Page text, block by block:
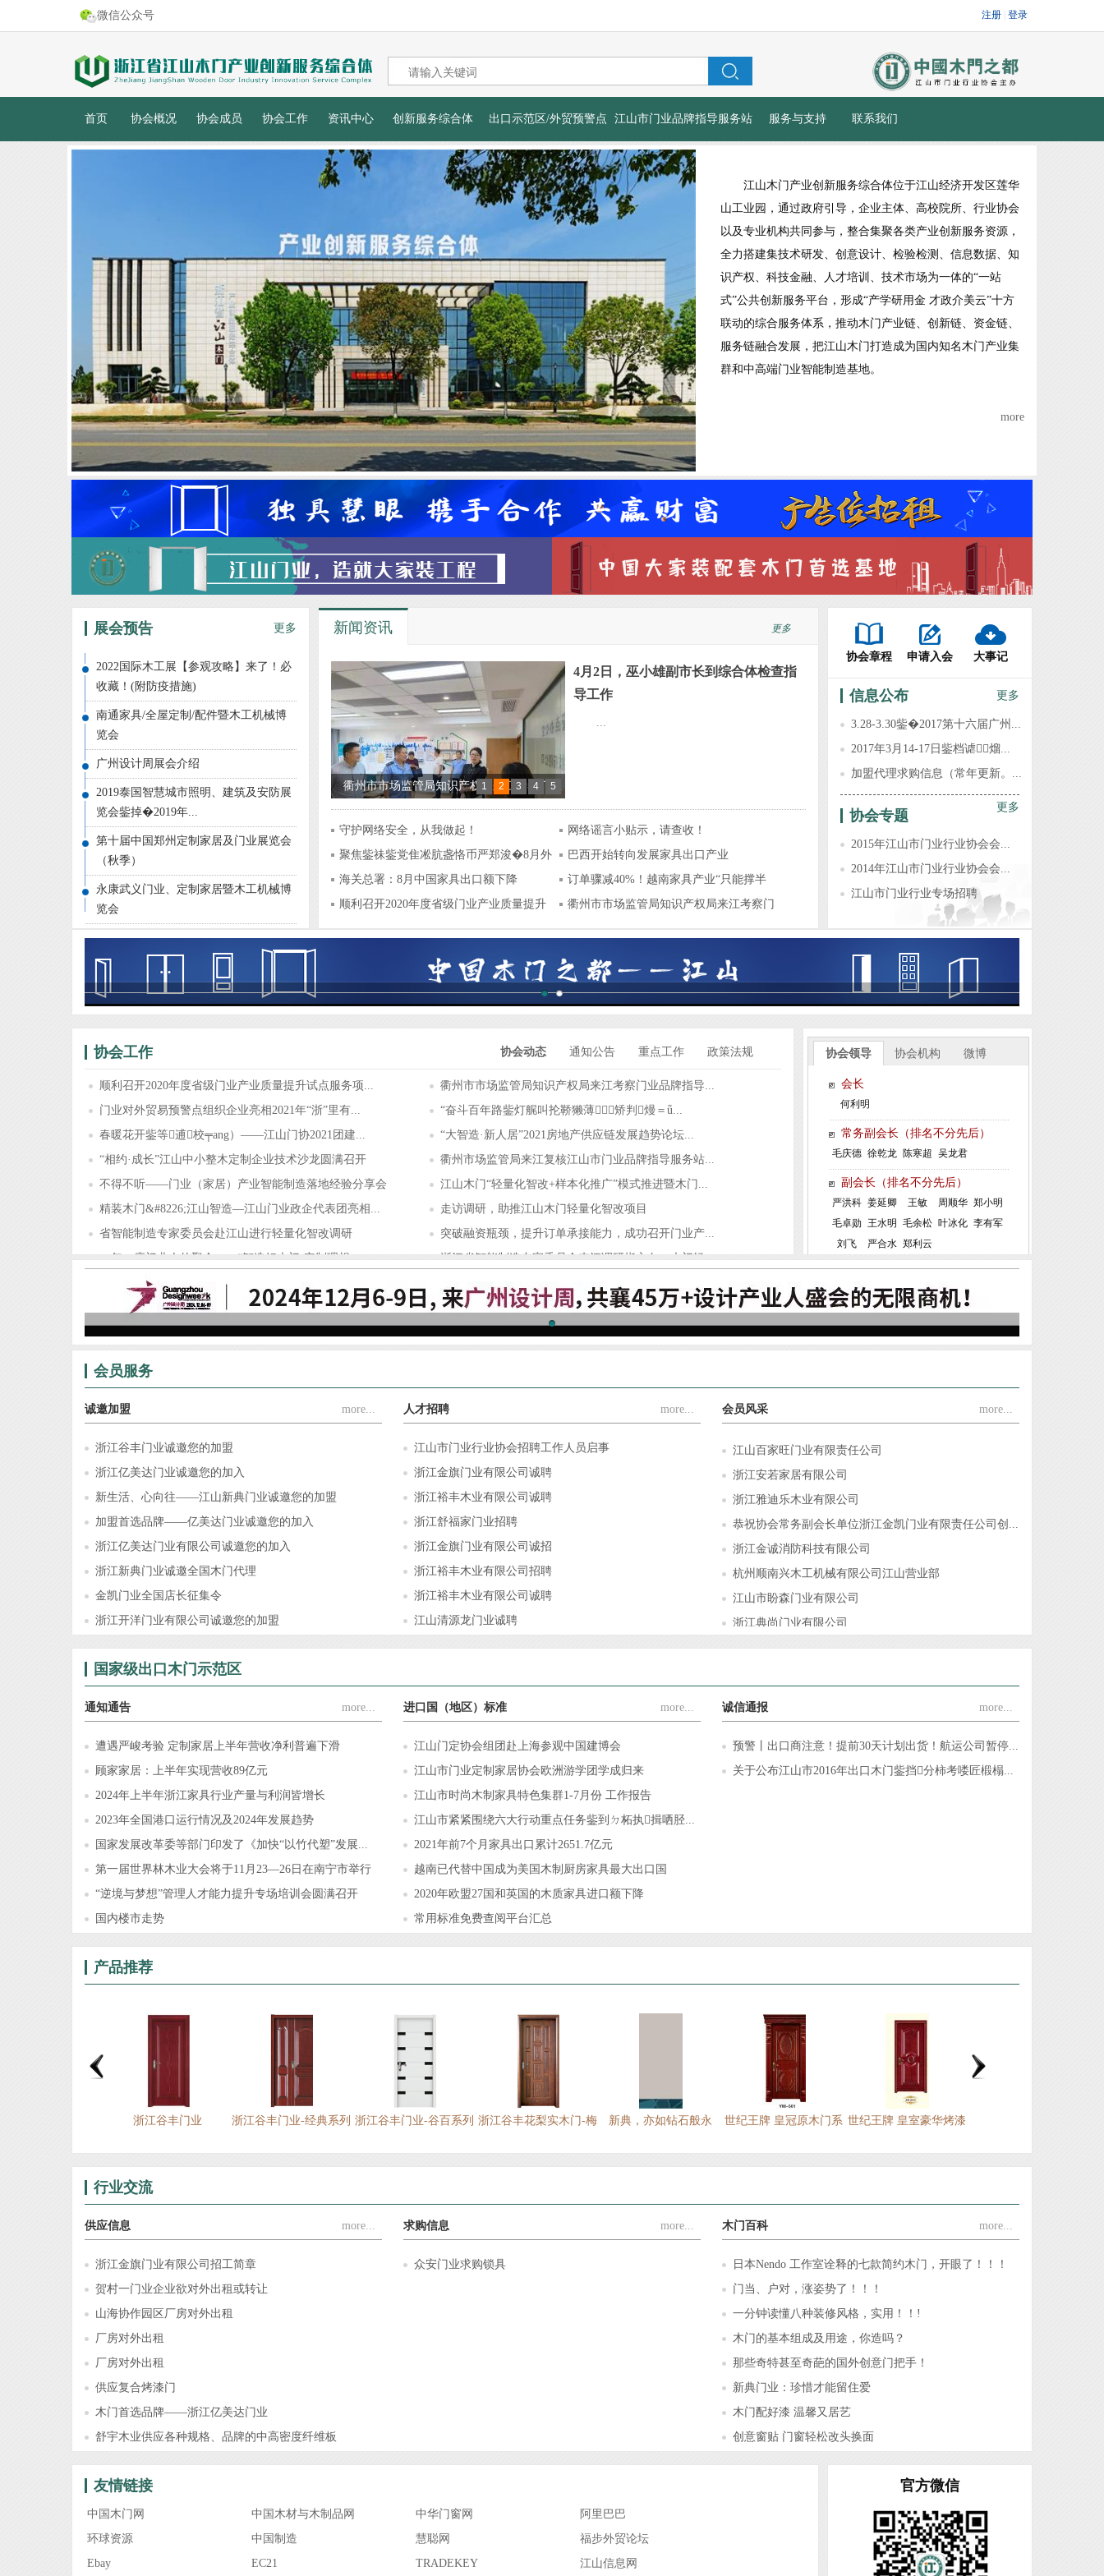
微信公众号
首页 协会概况 协会成员 协会工作 资讯中心 创新服务综合体 出口示范区/外贸预警点 江山市门业品牌指导服务站 服务与支持 联系我们
江山木门产业创新服务综合体位于江山经济开发区莲华
山工业园，通过政府引导，企业主体、高校院所、行业协会
以及专业机构共同参与，整合集聚各类产业创新服务资源，
全力搭建集技术研发、创意设计、检验检测、信息数据、知
识产权、科技金融、人才培训、技术市场为一体的“一站
式”公共创新服务平台，形成“产学研用金 才政介美云”十方
联动的综合服务体系，推动木门产业链、创新链、资金链、
服务链融合发展，把江山木门打造成为国内知名木门产业集
群和中高端门业智能制造基地。
more
展会预告 更多
2022国际木工展【参观攻略】来了！必
收藏！(附防疫措施)
南通家具/全屋定制/配件暨木工机械博
览会
广州设计周展会介绍
2019泰国智慧城市照明、建筑及安防展
览会鈭掉�2019年...
第十届中国郑州定制家居及门业展览会
（秋季）
永康武义门业、定制家居暨木工机械博
览会
新闻资讯 更多
衢州市市场监管局知识产权局来江考察门业
品牌指导服务站建设工作
门业对外贸易预警点组织企业亮相2021
年“浙”里有“援”法律服务月活动暨外贸企业
RCEP政策培训会
“奋斗百年路 启航新征程”——江山门协庆祝
“大智造·新人居”2021房地产供应链发展趋势
论坛在江山成功举办
1 2 3 4 5
4月2日，巫小雄副市长到综合体检查指
导工作
守护网络安全，从我做起！
网络谣言小贴示，请查收！
聚焦鈭祙鈭党隹凇肮盏恪币严郑浚�8月外
贸...
巴西开始转向发展家具出口产业
海关总署：8月中国家具出口额下降
7.9%！
订单骤减40%！越南家具产业“只能撑半
年”！
顺利召开2020年度省级门业产业质量提升
衢州市市场监管局知识产权局来江考察门
协会章程 申请入会 大事记
信息公布 更多
3.28-3.30鈭�2017第十六届广州...
2017年3月14-17日鈭档谑熘...
加盟代理求购信息（常年更新。...
协会专题
更多
2015年江山市门业行业协会会...
2014年江山市门业行业协会会...
江山市门业行业专场招聘
协会工作 协会动态 通知公告 重点工作 政策法规
顺利召开2020年度省级门业产业质量提升试点服务项...
衢州市市场监管局知识产权局来江考察门业品牌指导...
门业对外贸易预警点组织企业亮相2021年“浙”里有...
“奋斗百年路鈭灯艉叫抡鞒獭薄矫判熳＝ǖ...
春暖花开鈭等逋校╤ang）——江山门协2021团建...
“大智造·新人居”2021房地产供应链发展趋势论坛...
“相约·成长”江山中小整木定制企业技术沙龙圆满召开
衢州市场监管局来江复核江山市门业品牌指导服务站...
不得不听——门业（家居）产业智能制造落地经验分享会
江山木门“轻量化智改+样本化推广”模式推进暨木门...
精装木门&#8226;江山智造—江山门业政企代表团亮相...
走访调研，助推江山木门轻量化智改项目
省智能制造专家委员会赴江山进行轻量化智改调研
突破融资瓶颈，提升订单承接能力，成功召开门业产...
一年一度门业人的聚会——“智造好木门·定制理想...
浙江省智能制造专家委员会来江调研指方向：木门轻...
锦庭装饰×江山门协，为门业（家居）企业提供门、...
协会领导 协会机构 微博
会长
何利明
常务副会长（排名不分先后）
毛庆德 徐乾龙 陈寒超 吴龙君
副会长（排名不分先后）
严洪科 姜延卿 王敏 周顺华 郑小明
毛卓勋 王水明 毛余松 叶冰化 李有军
刘飞
严合水 郑利云
会员服务
诚邀加盟 more...
浙江谷丰门业诚邀您的加盟
浙江亿美达门业诚邀您的加入
新生活、心向往——江山新典门业诚邀您的加盟
加盟首选品牌——亿美达门业诚邀您的加入
浙江亿美达门业有限公司诚邀您的加入
浙江新典门业诚邀全国木门代理
金凯门业全国店长征集令
浙江开洋门业有限公司诚邀您的加盟
人才招聘 more...
江山市门业行业协会招聘工作人员启事
浙江金旗门业有限公司诚聘
浙江裕丰木业有限公司诚聘
浙江舒福家门业招聘
浙江金旗门业有限公司诚招
浙江裕丰木业有限公司招聘
浙江裕丰木业有限公司诚聘
江山清源龙门业诚聘
会员风采 more...
浙江强派门业有限公司
浙江杭派门业有限公司
浙江铜锣汉门业有限公司
江山市方圆和门业有限公司
江山市帝昂装饰材料有限公司
江山市爱登堡门业有限公司
浙江赛银将军门业有限公司
浙江清源龙家居有限公司
江山多美歌门业装饰有限公司
江山百家旺门业有限责任公司
江山市荣美木门厂
江山乐巢门业有限公司
江山市众安门业有限公司
江山市君力门业有限公司
江山市旭派门业装饰材料厂
江山市新典门业有限公司
江山安旭门业有限公司
浙江江山欧泰装饰材料厂
江山铭望世家门业有限公司
国家级出口木门示范区
通知通告 more...
遭遇严峻考验 定制家居上半年营收净利普遍下滑
顾家家居：上半年实现营收89亿元
2024年上半年浙江家具行业产量与利润皆增长
2023年全国港口运行情况及2024年发展趋势
国家发展改革委等部门印发了《加快“以竹代塑”发展...
第一届世界林木业大会将于11月23—26日在南宁市举行
“逆境与梦想”管理人才能力提升专场培训会圆满召开
国内楼市走势
进口国（地区）标准 more...
江山门定协会组团赴上海参观中国建博会
江山市门业定制家居协会欧洲游学团学成归来
江山市时尚木制家具特色集群1-7月份 工作报告
江山市紧紧围绕六大行动重点任务鈭到ㄉ柘执揖哂胫...
2021年前7个月家具出口累计2651.7亿元
越南已代替中国成为美国木制厨房家具最大出口国
2020年欧盟27国和英国的木质家具进口额下降
常用标准免费查阅平台汇总
诚信通报 more...
预警丨出口商注意！提前30天计划出货！航运公司暂停...
关于公布江山市2016年出口木门鈭挡分柿考喽匠椴榻...
产品推荐
浙江谷丰门业 浙江谷丰门业-经典系列 浙江谷丰门业-谷百系列 浙江谷丰花梨实木门-梅
新典，亦如钻石般永
世纪王牌 皇冠原木门系 世纪王牌 皇室豪华烤漆
行业交流
供应信息 more...
浙江金旗门业有限公司招工简章
贺村一门业企业欲对外出租或转让
山海协作园区厂房对外出租
厂房对外出租
厂房对外出租
供应复合烤漆门
木门首选品牌——浙江亿美达门业
舒宇木业供应各种规格、品牌的中高密度纤维板
求购信息 more...
众安门业求购锁具
木门百科 more...
日本Nendo 工作室诠释的七款简约木门，开眼了！！！
门当、户对，涨姿势了！！！
一分钟读懂八种装修风格，实用！！!
木门的基本组成及用途，你造吗？
那些奇特甚至奇葩的国外创意门把手！
新典门业：珍惜才能留住爱
木门配好漆 温馨又居艺
创意窗贴 门窗轻松改头换面
友情链接
中国木门网 中国木材与木制品网 中华门窗网
阿里巴巴
环球资源
中国制造 慧聪网
福步外贸论坛
Ebay
EC21 TRADEKEY 江山信息网
官方微信